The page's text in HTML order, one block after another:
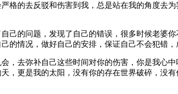
格的去反驳和伤害到我，总是站在我的角度去
己的问题，发现了自己的错误，很多时候老婆
的情况，做好自己的安排，保证自己不会犯错，
，去弥补自己这些时间对你的伤害，你是我心
，更是我的太阳，没有你的存在世界破碎，没